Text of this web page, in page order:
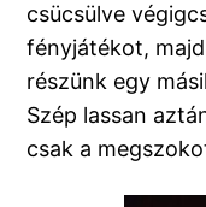
csücsülve
fényjátékot,
részünk egy
Szép lassan
csak a